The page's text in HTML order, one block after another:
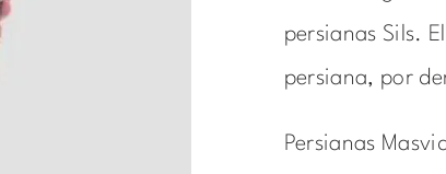
persianas Sils.
persiana, por
Persianas